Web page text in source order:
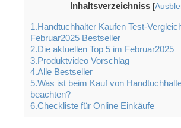
Inhaltsverzeichniss [
1.Handtuchhalter Kaufen Test-
Februar2025 Bestseller
2.Die aktuellen Top 5 im Februar2025
3.Produktvideo Vorschlag
4.Alle Bestseller
5.Was ist beim Kauf von
beachten?
6.Checkliste für Online Einkäufe